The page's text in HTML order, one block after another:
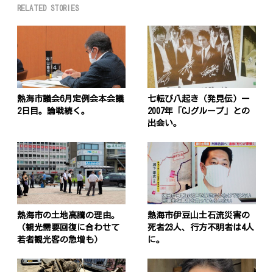
RELATED STORIES
熱海市議会6月定例会本会議
2日目。論戦続く。
七転び八起き（発見伝）ー
2007年「CJグループ」との
出会い。
熱海市の土地高騰の理由。
（観光需要回復に合わせて
若者観光客の急増も）
熱海市伊豆山土石流災害の
死者23人、行方不明者は4人
に。